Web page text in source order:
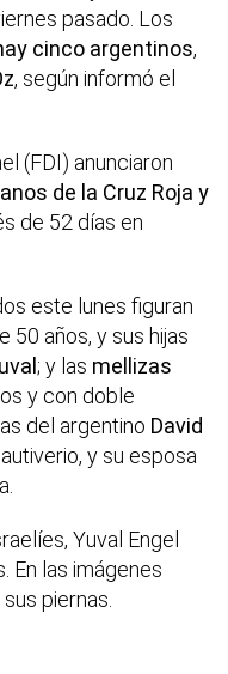
pasado. Los
cinco argentinos,
, según informó el
(FDI) anunciaron
de la Cruz Roja y
de 52 días en
este lunes figuran
50 años, y sus hijas
; y las mellizas
y con doble
del argentino David
y su esposa
Yuval Engel
En las imágenes
piernas.